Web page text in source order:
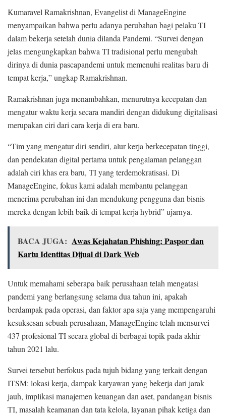
Kumaravel Ramakrishnan, Evangelist di ManageEngine
menyampaikan bahwa perlu adanya perubahan bagi pelaku TI
dalam bekerja setelah dunia dilanda Pandemi. “Survei dengan
jelas mengungkapkan bahwa TI tradisional perlu mengubah
dirinya di dunia pascapandemi untuk memenuhi realitas baru di
tempat kerja,” ungkap Ramakrishnan.
Ramakrishnan juga menambahkan, menurutnya kecepatan dan
mengatur waktu kerja secara mandiri dengan didukung digitalisasi
merupakan ciri dari cara kerja di era baru.
“Tim yang mengatur diri sendiri, alur kerja berkecepatan tinggi,
dan pendekatan digital pertama untuk pengalaman pelanggan
adalah ciri khas era baru, TI yang terdemokratisasi. Di
ManageEngine, fokus kami adalah membantu pelanggan
menerima perubahan ini dan mendukung pengguna dan bisnis
mereka dengan lebih baik di tempat kerja hybrid” ujarnya.
BACA JUGA: Awas Kejahatan Phishing: Paspor dan
Kartu Identitas Dijual di Dark Web
Untuk memahami seberapa baik perusahaan telah mengatasi
pandemi yang berlangsung selama dua tahun ini, apakah
berdampak pada operasi, dan faktor apa saja yang mempengaruhi
kesuksesan sebuah perusahaan, ManageEngine telah mensurvei
437 profesional TI secara global di berbagai topik pada akhir
tahun 2021 lalu.
Survei tersebut berfokus pada tujuh bidang yang terkait dengan
ITSM: lokasi kerja, dampak karyawan yang bekerja dari jarak
jauh, implikasi manajemen keuangan dan aset, pandangan bisnis
TI, masalah keamanan dan tata kelola, layanan pihak ketiga dan